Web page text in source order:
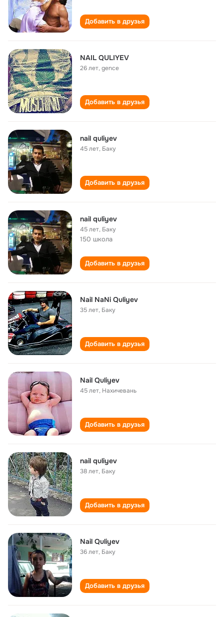
Добавить в друзья
NAIL QULIYEV
26 лет,gence
Добавить в друзья
nail quliyev
45 лет, Баку
Добавить в друзья
nail quliyev
45 лет, Баку
150 школа
Добавить в друзья
Nail NaNi Quliyev
35 лет, Баку
Добавить в друзья
Nail Quliyev
45 лет, Нахичевань
Добавить в друзья
nail quliyev
38 лет, Баку
Добавить в друзья
Nail Quliyev
36 лет, Баку
Добавить в друзья